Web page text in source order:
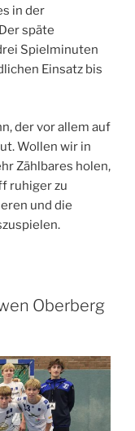
in der
späte
Spielminuten
Einsatz bis
der vor allem auf
Wollen wir in
Zählbares holen,
ruhiger zu
und die
Oberberg